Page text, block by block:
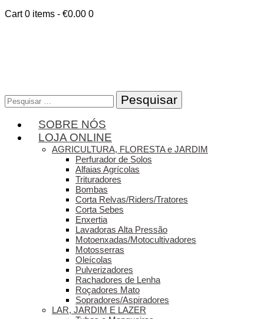
Cart 0 items - €0.00 0
Pesquisar
por:
SOBRE NÓS
LOJA ONLINE
AGRICULTURA, FLORESTA e JARDIM
Perfurador de Solos
Alfaias Agrícolas
Trituradores
Bombas
Corta Relvas/Riders/Tratores
Corta Sebes
Enxertia
Lavadoras Alta Pressão
Motoenxadas/Motocultivadores
Motosserras
Oleícolas
Pulverizadores
Rachadores de Lenha
Roçadores Mato
Sopradores/Aspiradores
LAR, JARDIM E LAZER